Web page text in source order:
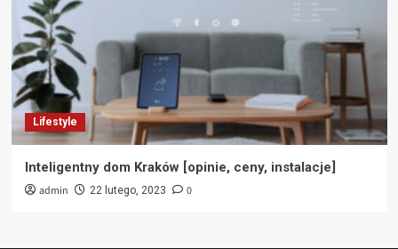
Lifestyle
Inteligentny dom Kraków [opinie, ceny, instalacje]
admin 22 lutego, 2023 0